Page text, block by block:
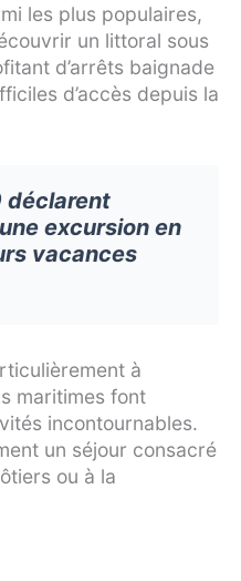
les plus populaires,
un littoral sous
d’arrêts baignade
d’accès depuis la
déclarent
excursion en
vacances
à
maritimes font
incontournables.
un séjour consacré
ou à la